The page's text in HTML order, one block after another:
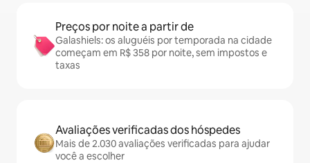
Preços por noite a partir de
Galashiels: os aluguéis por temporada na cidade
começam em R$ 358 por noite, sem impostos e
taxas
Avaliações verificadas dos hóspedes
Mais de 2.030 avaliações verificadas para ajudar
você a escolher